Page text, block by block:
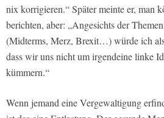
nix korrigieren.“ Später meinte er, man
berichten, aber: „Angesichts der
(Midterms, Merz, Brexit…) würde ich
dass wir uns nicht um irgendeine linke
kümmern.“
Wenn jemand eine Vergewaltigung